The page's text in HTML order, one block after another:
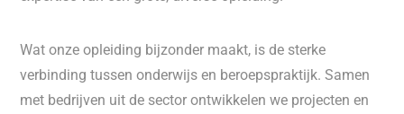
Wat onze opleiding bijzonder maakt, is de sterke
verbinding tussen onderwijs en beroepspraktijk. Samen
met bedrijven uit de sector ontwikkelen we projecten en